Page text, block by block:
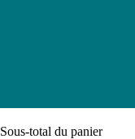
Sous-total du panier